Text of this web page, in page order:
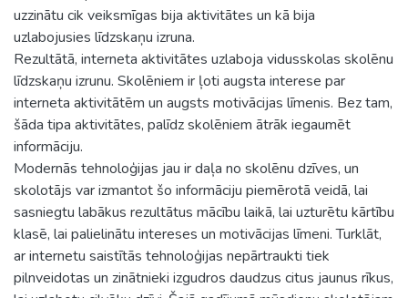
uzzinātu cik veiksmīgas bija aktivitātes un kā bija
uzlabojusies līdzskaņu izruna.
Rezultātā, interneta aktivitātes uzlaboja vidusskolas skolēnu
līdzskaņu izrunu. Skolēniem ir ļoti augsta interese par
interneta aktivitātēm un augsts motivācijas līmenis. Bez tam,
šāda tipa aktivitātes, palīdz skolēniem ātrāk iegaumēt
informāciju.
Modernās tehnoloģijas jau ir daļa no skolēnu dzīves, un
skolotājs var izmantot šo informāciju piemērotā veidā, lai
sasniegtu labākus rezultātus mācību laikā, lai uzturētu kārtību
klasē, lai palielinātu intereses un motivācijas līmeni. Turklāt,
ar internetu saistītās tehnoloģijas nepārtraukti tiek
pilnveidotas un zinātnieki izgudros daudzus citus jaunus rīkus,